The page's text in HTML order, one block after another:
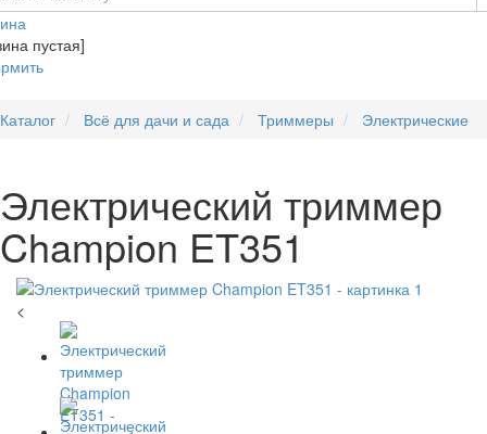
пустая]
Каталог Всё для дачи и сада Триммеры Электрические
Электрический триммер
Champion ET351
<